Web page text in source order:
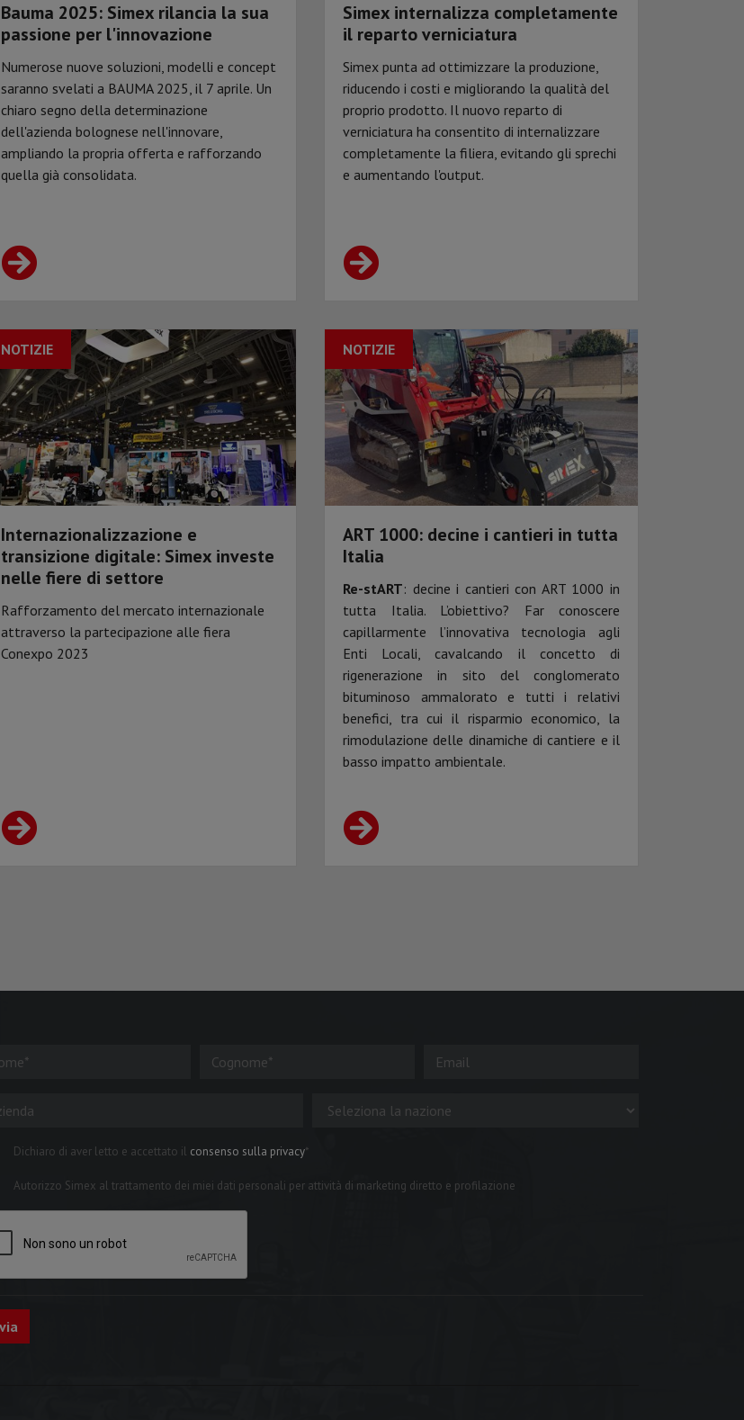
Bauma 2025: Simex rilancia la sua
passione per l'innovazione
Numerose nuove soluzioni, modelli e concept
saranno svelati a BAUMA 2025, il 7 aprile. Un
chiaro segno della determinazione
dell'azienda bolognese nell'innovare,
ampliando la propria offerta e rafforzando
quella già consolidata.
Simex internalizza completamente
il reparto verniciatura
Simex punta ad ottimizzare la produzione,
riducendo i costi e migliorando la qualità del
proprio prodotto. Il nuovo reparto di
verniciatura ha consentito di internalizzare
completamente la filiera, evitando gli sprechi
e aumentando l'output.
Internazionalizzazione e
transizione digitale: Simex investe
nelle fiere di settore
Rafforzamento del mercato internazionale
attraverso la partecipazione alle fiera
Conexpo 2023
NOTIZIE
ART 1000: decine i cantieri in tutta
Italia
Re-stART: decine i cantieri con ART 1000 in
tutta Italia. L’obiettivo? Far conoscere
capillarmente l’innovativa tecnologia agli
Enti Locali, cavalcando il concetto di
rigenerazione in sito del conglomerato
bituminoso ammalorato e tutti i relativi
benefici, tra cui il risparmio economico, la
rimodulazione delle dinamiche di cantiere e il
basso impatto ambientale.
NOTIZIE
Dichiaro di aver letto e accettato il consenso sulla privacy*
Autorizzo Simex al trattamento dei miei dati personali per attività di marketing diretto e profilazione